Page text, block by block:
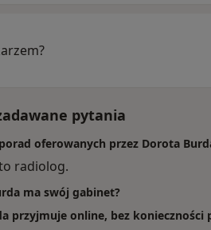
pytania
oferowanych przez Dorota
radiolog.
ma swój gabinet?
przyjmuje online, bez konieczności